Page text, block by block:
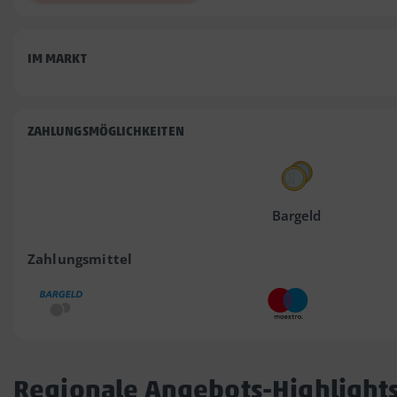
IM MARKT
ZAHLUNGSMÖGLICHKEITEN
Bargeld
Zahlungsmittel
Regionale Angebots-